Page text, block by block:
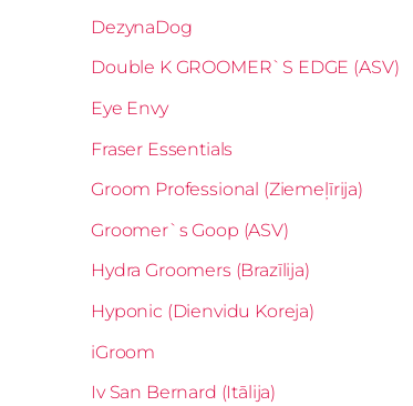
DezynaDog
Double K GROOMER`S EDGE (ASV)
Eye Envy
Fraser Essentials
Groom Professional (Ziemeļīrija)
Groomer`s Goop (ASV)
Hydra Groomers (Brazīlija)
Hyponic (Dienvidu Koreja)
iGroom
Iv San Bernard (Itālija)